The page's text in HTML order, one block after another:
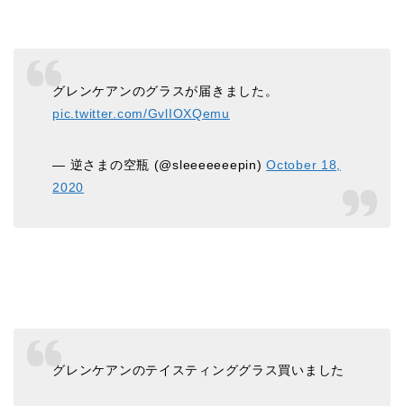
グレンケアンのグラスが届きました。
pic.twitter.com/GvlIOXQemu
— 逆さまの空瓶 (@sleeeeeeepin)October 18,
2020
グレンケアンのテイスティンググラス買いました